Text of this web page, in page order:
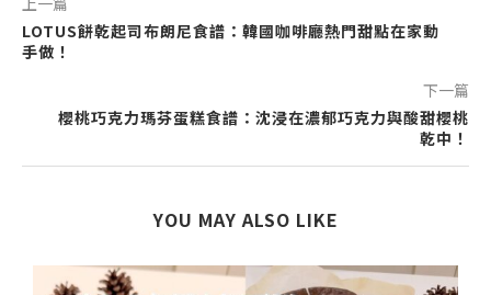
LOTUS餅乾起司布朗尼食譜：韓國咖啡廳熱門甜點在家動
手做！
下一篇
櫻桃巧克力瑪芬蛋糕食譜：沈浸在濃郁巧克力與酸甜櫻桃
乾中！
YOU MAY ALSO LIKE